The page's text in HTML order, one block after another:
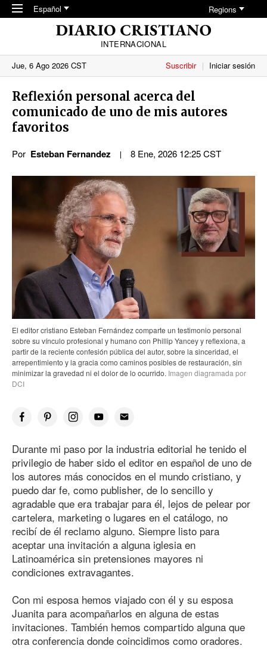
Skip to main content
Español Regions
INTERNACIONAL
Jue, 6 Ago 2026 CST
Suscribir Iniciar sesión
Reflexión personal acerca del
comunicado de uno de mis autores
favoritos
Por Esteban Fernandez 8 Ene, 2026 12:25 CST
El editor cristiano Esteban Fernández comparte un testimonio personal
sobre su vínculo profesional y humano con Phillip Yancey y reflexiona, a
partir de la reciente confesión pública del autor, sobre la sinceridad, el
arrepentimiento y la gracia como caminos posibles de restauración, sin
minimizar la gravedad ni el dolor de lo ocurrido. Imagen diagramada por
DCI
Durante mi paso por la industria editorial he tenido el
privilegio de haber sido el editor en español de uno de
los autores más conocidos en el mundo cristiano, y
puedo dar fe, como publisher, de lo sencillo y
agradable que era trabajar para él, lejos de pelear por
cartelera, marketing o lugares en el catálogo, no
recibí de él reclamo alguno. Siempre listo para
aceptar una invitación a alguna iglesia en
Latinoamérica sin pretensiones mayores ni
condiciones extravagantes.
Con mi esposa hemos viajado con él y su esposa
Juanita para acompañarlos en alguna de estas
invitaciones. También hemos compartido alguna que
otra conferencia donde coincidimos como oradores.